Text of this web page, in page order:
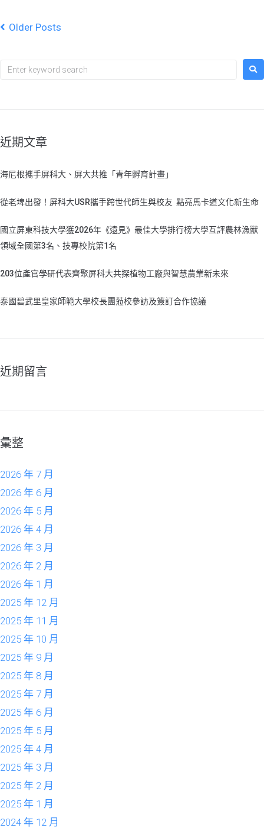
Older Posts
近期文章
海尼根攜手屏科大、屏大共推「青年孵育計畫」
從老埤出發！屏科大USR攜手跨世代師生與校友 點亮馬卡道文化新生命
國立屏東科技大學獲2026年《遠見》最佳大學排行榜大學互評農林漁獸
領域全國第3名、技專校院第1名
203位產官學研代表齊聚屏科大共探植物工廠與智慧農業新未來
泰國碧武里皇家師範大學校長團蒞校參訪及簽訂合作協議
近期留言
彙整
2026 年 7 月
2026 年 6 月
2026 年 5 月
2026 年 4 月
2026 年 3 月
2026 年 2 月
2026 年 1 月
2025 年 12 月
2025 年 11 月
2025 年 10 月
2025 年 9 月
2025 年 8 月
2025 年 7 月
2025 年 6 月
2025 年 5 月
2025 年 4 月
2025 年 3 月
2025 年 2 月
2025 年 1 月
2024 年 12 月